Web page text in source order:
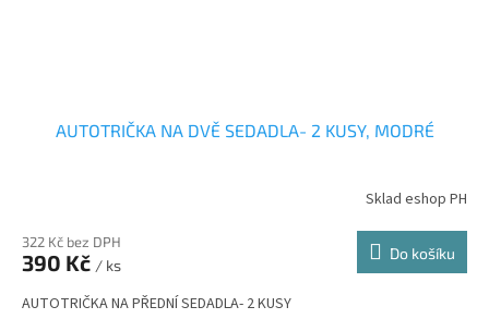
AUTOTRIČKA NA DVĚ SEDADLA- 2 KUSY, MODRÉ
Sklad eshop PH
322 Kč bez DPH
390 Kč / ks
Do košíku
AUTOTRIČKA NA PŘEDNÍ SEDADLA- 2 KUSY